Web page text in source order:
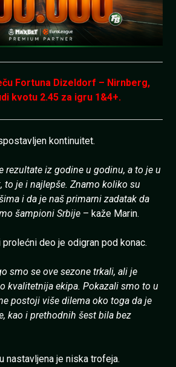
Fortuna Dizeldorf – Nirnberg,
kvotu 2.45 za igru 1&4+.
kontinuitet.
rezultate iz godine u godinu, a to je u
to je i najlepše. Znamo koliko su
i da je naš primarni zadatak da
šampioni Srbije – kaže Marin.
deo je odigran pod konac.
smo se ove sezone trkali, ali je
kvalitetnija ekipa. Pokazali smo to u
postoji više dilema oko toga da je
kao i prethodnih šest bila bez
nastavljena je niska trofeja.